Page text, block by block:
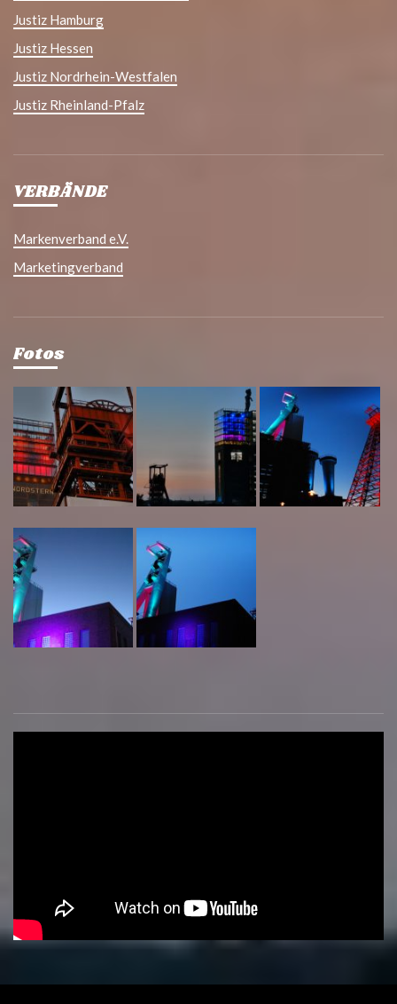
Justiz Hamburg
Justiz Hessen
Justiz Nordrhein-Westfalen
Justiz Rheinland-Pfalz
VERBÄNDE
Markenverband e.V.
Marketingverband
Fotos